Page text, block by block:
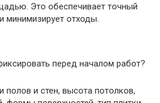
Это обеспечивает точный
минимизирует отходы.
перед началом работ?
и стен, высота потолков,